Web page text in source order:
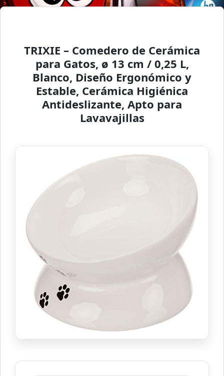
TRIXIE – Comedero de Cerámica
para Gatos, ø 13 cm / 0,25 L,
Blanco, Diseño Ergonómico y
Estable, Cerámica Higiénica
Antideslizante, Apto para
Lavavajillas